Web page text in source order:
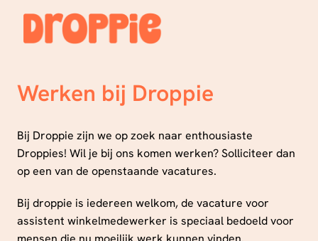
content
Homepagina
Werken bij Droppie
Bij Droppie zijn we op zoek naar enthousiaste
Droppies! Wil je bij ons komen werken? Solliciteer dan
op een van de openstaande vacatures.
Bij droppie is iedereen welkom, de vacature voor
assistent winkelmedewerker is speciaal bedoeld voor